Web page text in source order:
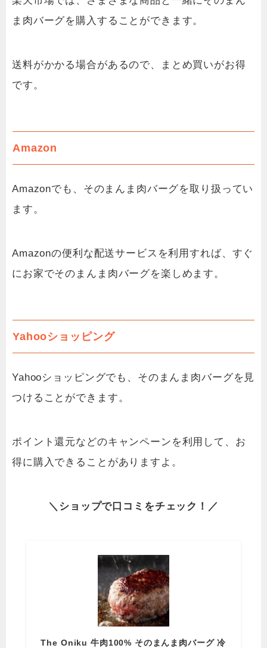
ま肉バーグを購入することができます。
送料がかかる場合があるので、まとめ買いがお得
です。
Amazon
Amazonでも、そのまんま肉バーグを取り扱ってい
ます。
Amazonの便利な配送サービスを利用すれば、すぐ
にお家でそのまんま肉バーグを楽しめます。
Yahooショッピング
Yahooショッピングでも、そのまんま肉バーグを見
つけることができます。
ポイント還元などのキャンペーンを利用して、お
得に購入できることがありますよ。
＼ ショップで口コミをチェック！／
The Oniku 牛肉100% そのまんま肉バーグ 冷